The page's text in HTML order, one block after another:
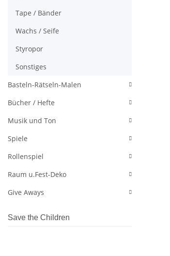
Tape / Bänder
Wachs / Seife
Styropor
Sonstiges
Basteln-Rätseln-Malen
Bücher / Hefte
Musik und Ton
Spiele
Rollenspiel
Raum u.Fest-Deko
Give Aways
Save the Children